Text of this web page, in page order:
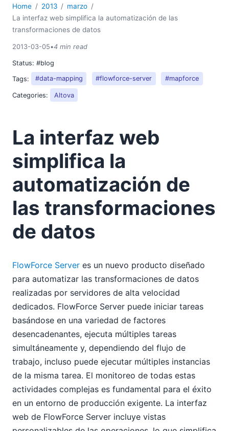
Home 2013
marzo
La interfaz web simplifica la automatización de las
transformaciones de datos
2013-03-05•4 min read
Status: #blog
Tags:
#data-mapping #flowforce-server #mapforce
Categories: Altova
La interfaz web
simplifica la
automatización de
las transformaciones
de datos
FlowForce Server es un nuevo producto diseñado
para automatizar las transformaciones de datos
realizadas por servidores de alta velocidad
dedicados. FlowForce Server puede iniciar tareas
basándose en una variedad de factores
desencadenantes, ejecuta múltiples tareas
simultáneamente y, dependiendo del flujo de
trabajo, incluso puede ejecutar múltiples instancias
de la misma tarea. El monitoreo de todas estas
actividades complejas es fundamental para el éxito
en un entorno de producción exigente. La interfaz
web de FlowForce Server incluye vistas